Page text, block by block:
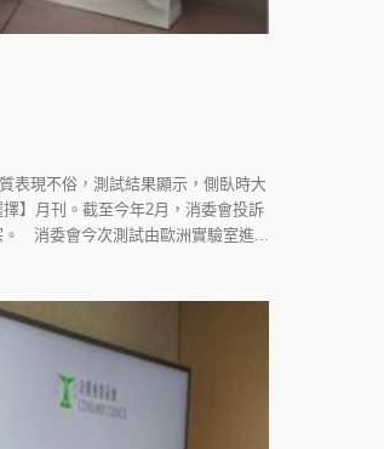
表現不俗，測試結果顯示，側臥時大
】月刊。截至今年2月，消委會投訴
消委會今次測試由歐洲實驗室進...